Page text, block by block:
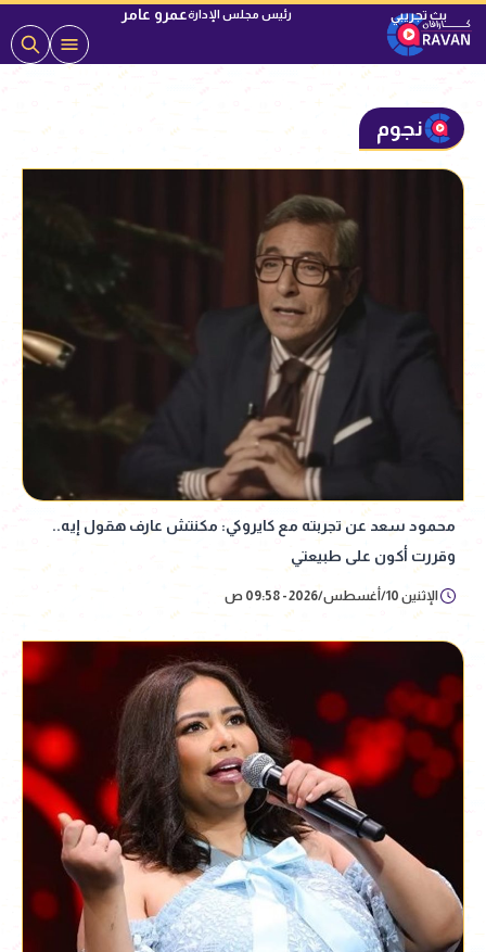
رئيس مجلس الإدارةعمرو عامر
نجوم
محمود سعد عن تجربته مع كايروكي: مكنتش عارف هقول إيه..
وقررت أكون على طبيعتي
الإثنين 10/أغسطس/2026 - 09:58 ص